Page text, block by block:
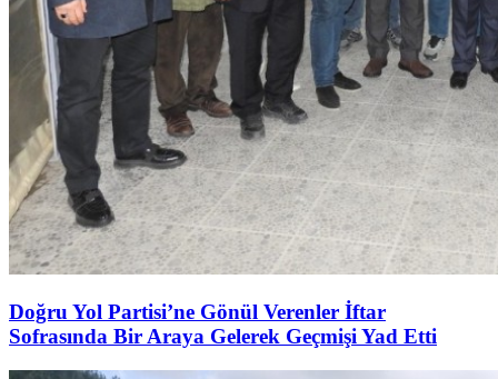
Doğru Yol Partisi’ne Gönül Verenler İftar
Sofrasında Bir Araya Gelerek Geçmişi Yad Etti